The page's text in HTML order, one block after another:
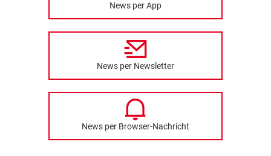
News per App
News per Newsletter
News per Browser-Nachricht